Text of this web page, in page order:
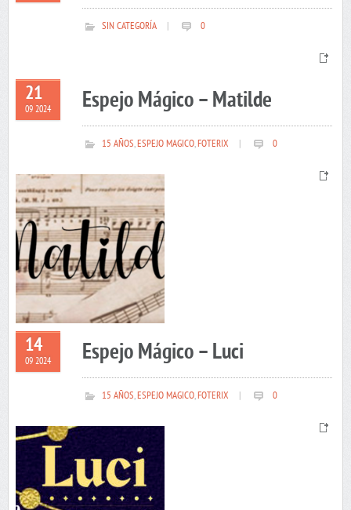
SIN CATEGORÍA 0
21
09 2024 Espejo Mágico – Matilde
15 AÑOS,ESPEJO MAGICO,FOTERIX 0
14
09 2024 Espejo Mágico – Luci
15 AÑOS,ESPEJO MAGICO,FOTERIX 0